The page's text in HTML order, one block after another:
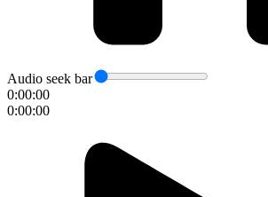
Audio seek bar
0:00:00
0:00:00